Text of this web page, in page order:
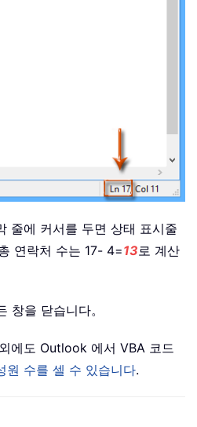
줄에 커서를 두면 상태 표시줄
연락처 수는 17- 4=13로 계산
창을 닫습니다。
에도 Outlook 에서 VBA 코드
원 수를 셀 수 있습니다.